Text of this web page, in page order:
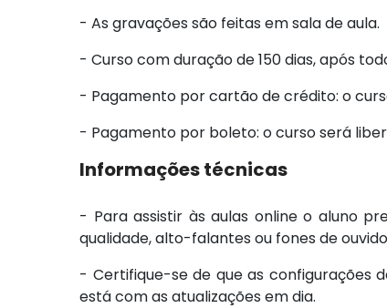
- As gravações são feitas em sala de aula.
- Curso com duração de 150 dias, após
- Pagamento por cartão de crédito: o
- Pagamento por boleto: o curso será
Informações técnicas
- Para assistir às aulas online o aluno
qualidade, alto-falantes ou fones de
- Certifique-se de que as configurações
está com as atualizações em dia.